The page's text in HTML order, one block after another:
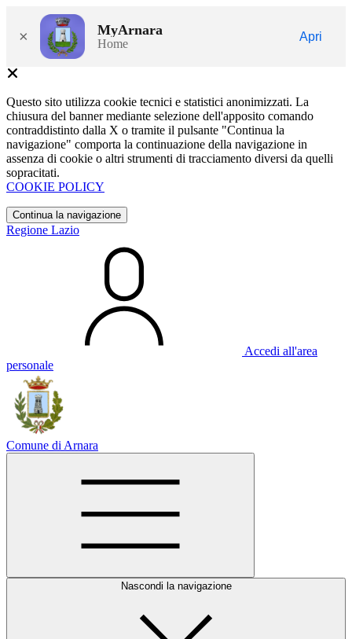
× MyArnara
Home
Apri
Questo sito utilizza cookie tecnici e statistici anonimizzati. La
chiusura del banner mediante selezione dell'apposito comando
contraddistinto dalla X o tramite il pulsante "Continua la
navigazione" comporta la continuazione della navigazione in
assenza di cookie o altri strumenti di tracciamento diversi da quelli
sopracitati.
COOKIE POLICY
Continua la navigazione
Regione Lazio
Accedi all'area
personale
Comune di Arnara
Nascondi la navigazione